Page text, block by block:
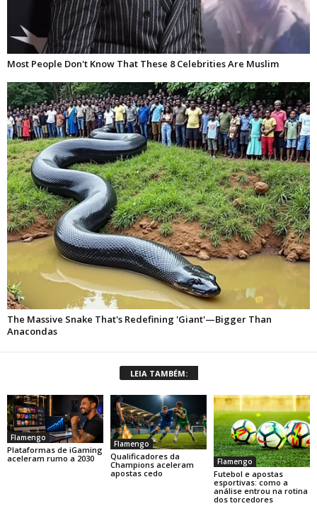
LEIA TAMBÉM:
Flamengo
Plataformas de iGaming
aceleram rumo a 2030
Flamengo
Qualificadores da
Champions aceleram
apostas cedo
Flamengo
Futebol e apostas
esportivas: como a
análise entrou na rotina
dos torcedores